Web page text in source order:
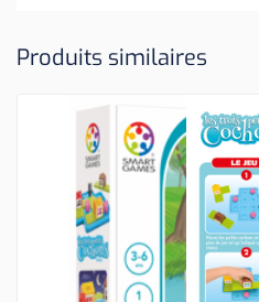
Produits similaires